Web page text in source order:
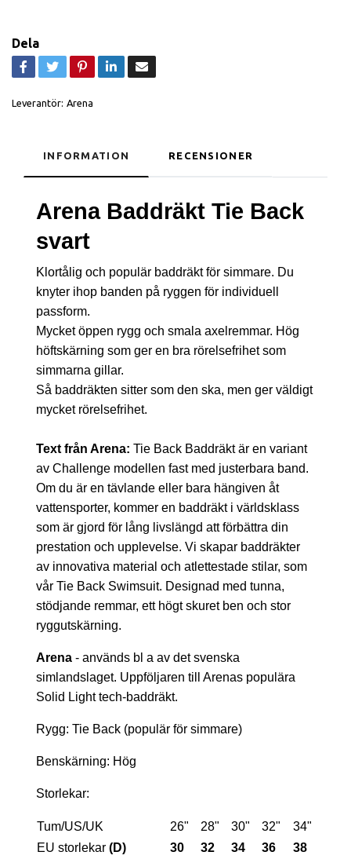
Dela
Leverantör: Arena
INFORMATION RECENSIONER
Arena Baddräkt Tie Back
svart
Klortålig och populär baddräkt för simmare. Du
knyter ihop banden på ryggen för individuell
passform.
Mycket öppen rygg och smala axelremmar. Hög
höftskärning som ger en bra rörelsefrihet som
simmarna gillar.
Så baddräkten sitter som den ska, men ger väldigt
mycket rörelsefrihet.
Text från Arena: Tie Back Baddräkt är en variant
av Challenge modellen fast med justerbara band.
Om du är en tävlande eller bara hängiven åt
vattensporter, kommer en baddräkt i världsklass
som är gjord för lång livslängd att förbättra din
prestation och upplevelse. Vi skapar baddräkter
av innovativa material och atlettestade stilar, som
vår Tie Back Swimsuit. Designad med tunna,
stödjande remmar, ett högt skuret ben och stor
ryggutskärning.
Arena - används bl a av det svenska
simlandslaget. Uppföljaren till Arenas populära
Solid Light tech-baddräkt.
Rygg: Tie Back (populär för simmare)
Benskärning: Hög
Storlekar:
Tum/US/UK 26" 28" 30" 32"
34"
EU storlekar (D) 30 32 34 36
38